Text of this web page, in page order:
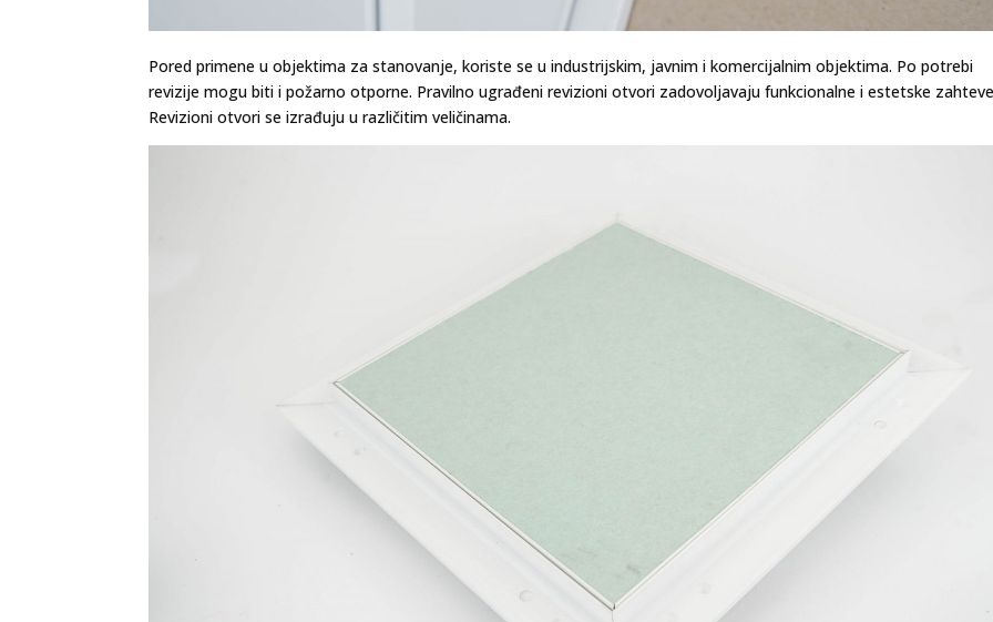
Pored primene u objektima za stanovanje, koriste se u industrijskim, javnim i komercijalnim objektima. Po potrebi
revizije mogu biti i požarno otporne. Pravilno ugrađeni revizioni otvori zadovoljavaju funkcionalne i estetske
Revizioni otvori se izrađuju u različitim veličinama.